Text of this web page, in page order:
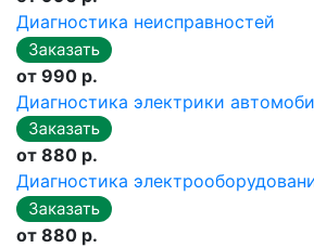
Диагностика неисправностей
от 990 р.
Диагностика электрики
от 880 р.
Диагностика
от 880 р.